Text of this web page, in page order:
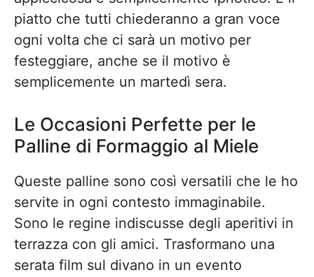
piatto che tutti chiederanno a gran voce
ogni volta che ci sarà un motivo per
festeggiare, anche se il motivo è
semplicemente un martedì sera.
Le Occasioni Perfette per le
Palline di Formaggio al Miele
Queste palline sono così versatili che le ho
servite in ogni contesto immaginabile.
Sono le regine indiscusse degli aperitivi in
terrazza con gli amici. Trasformano una
serata film sul divano in un evento